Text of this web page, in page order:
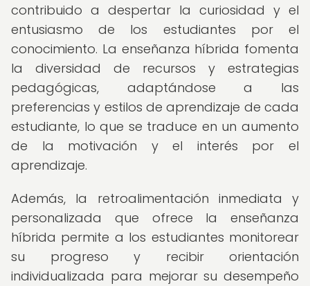
contribuido a despertar la curiosidad y el
entusiasmo de los estudiantes por el
conocimiento. La enseñanza híbrida fomenta
la diversidad de recursos y estrategias
pedagógicas, adaptándose a las
preferencias y estilos de aprendizaje de cada
estudiante, lo que se traduce en un aumento
de la motivación y el interés por el
aprendizaje.
Además, la retroalimentación inmediata y
personalizada que ofrece la enseñanza
híbrida permite a los estudiantes monitorear
su progreso y recibir orientación
individualizada para mejorar su desempeño